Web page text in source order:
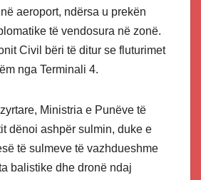
aeroport, ndërsa u prekën
të vendosura në zonë.
Civil bëri të ditur se fluturimet
nga Terminali 4.
Ministria e Punëve të
dënoi ashpër sulmin, duke e
të sulmeve të vazhdueshme
balistike dhe dronë ndaj